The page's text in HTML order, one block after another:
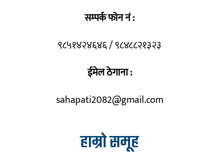
सम्पर्क फोन नं :
९८५१४२४६४६ / ९८४८८२१३२३
ईमेल ठेगाना :
sahapati2082@gmail.com
हाम्रो समूह